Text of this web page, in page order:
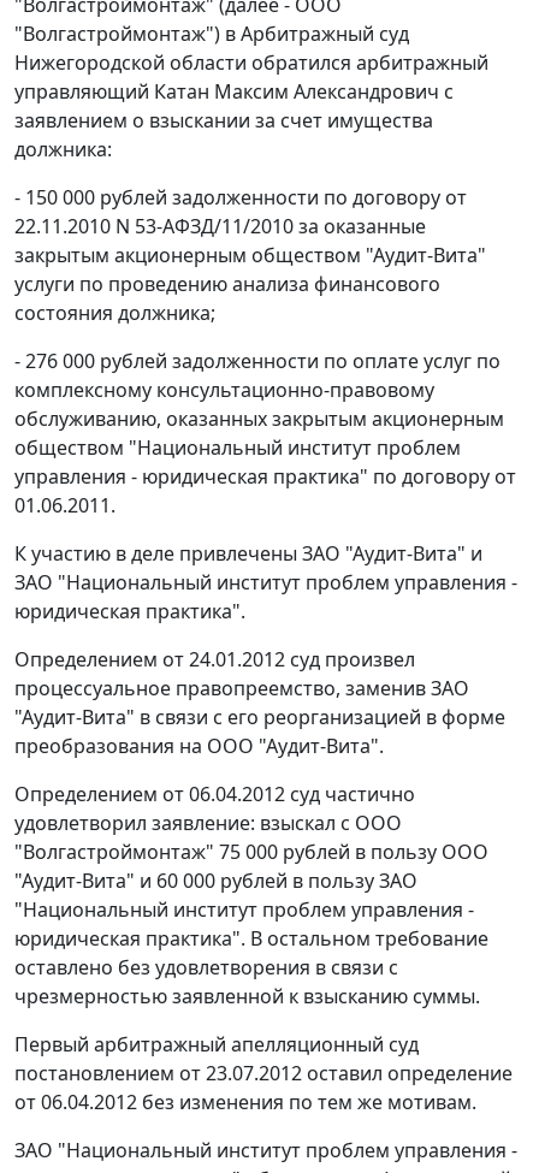
"Волгастроймонтаж" (далее - ООО
"Волгастроймонтаж") в Арбитражный суд
Нижегородской области обратился арбитражный
управляющий Катан Максим Александрович с
заявлением о взыскании за счет имущества
должника:
- 150 000 рублей задолженности по договору от
22.11.2010 N 53-АФЗД/11/2010 за оказанные
закрытым акционерным обществом "Аудит-Вита"
услуги по проведению анализа финансового
состояния должника;
- 276 000 рублей задолженности по оплате услуг по
комплексному консультационно-правовому
обслуживанию, оказанных закрытым акционерным
обществом "Национальный институт проблем
управления - юридическая практика" по договору от
01.06.2011.
К участию в деле привлечены ЗАО "Аудит-Вита" и
ЗАО "Национальный институт проблем управления -
юридическая практика".
Определением от 24.01.2012 суд произвел
процессуальное правопреемство, заменив ЗАО
"Аудит-Вита" в связи с его реорганизацией в форме
преобразования на ООО "Аудит-Вита".
Определением от 06.04.2012 суд частично
удовлетворил заявление: взыскал с ООО
"Волгастроймонтаж" 75 000 рублей в пользу ООО
"Аудит-Вита" и 60 000 рублей в пользу ЗАО
"Национальный институт проблем управления -
юридическая практика". В остальном требование
оставлено без удовлетворения в связи с
чрезмерностью заявленной к взысканию суммы.
Первый арбитражный апелляционный суд
постановлением от 23.07.2012 оставил определение
от 06.04.2012 без изменения по тем же мотивам.
ЗАО "Национальный институт проблем управления -